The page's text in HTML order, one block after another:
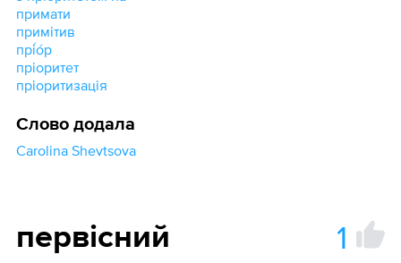
примати
примітив
прі́о́р
пріоритет
пріоритизація
Слово додала
Carolina Shevtsova
первісний 1